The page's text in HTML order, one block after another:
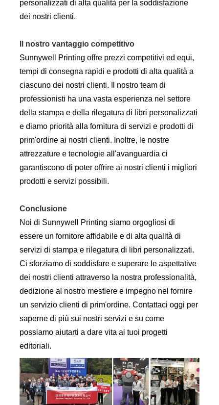
personalizzati di alta qualità per la soddisfazione
dei nostri clienti.
Il nostro vantaggio competitivo
Sunnywell Printing offre prezzi competitivi ed equi,
tempi di consegna rapidi e prodotti di alta qualità a
ciascuno dei nostri clienti. Il nostro team di
professionisti ha una vasta esperienza nel settore
della stampa e della rilegatura di libri personalizzati
e diamo priorità alla fornitura di servizi e prodotti di
prim'ordine ai nostri clienti. Inoltre, le nostre
attrezzature e tecnologie all'avanguardia ci
garantiscono di poter offrire ai nostri clienti i migliori
prodotti e servizi possibili.
Conclusione
Noi di Sunnywell Printing siamo orgogliosi di
essere un fornitore affidabile e di alta qualità di
servizi di stampa e rilegatura di libri personalizzati.
Ci sforziamo di soddisfare e superare le aspettative
dei nostri clienti attraverso la nostra professionalità,
dedizione al nostro mestiere e impegno nel fornire
un servizio clienti di prim'ordine. Contattaci oggi per
saperne di più sui nostri servizi e su come
possiamo aiutarti a dare vita ai tuoi progetti
editoriali.